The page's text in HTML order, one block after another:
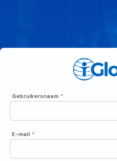
Gebruikersnaam *
E-mail *